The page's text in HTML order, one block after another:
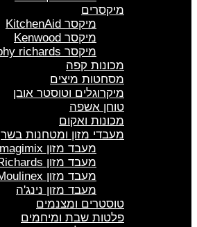
מיקסרים
מיקסר KitchenAid
מיקסר Kenwood
מיקסר morphy richards
מכונות קפה
מסחטות מיצים
מיקרוגלים וטוסטר אובן
טוחן אשפה
מכונות ואקום
מעבדי מזון ומטחנות בשר
מעבד מזון magimix
מעבד מזון Morphy Richards
מעבד מזון Moulinex
מעבד מזון נינג'ה
טוסטרים ומצנמים
פלטות שבת ומיחמים